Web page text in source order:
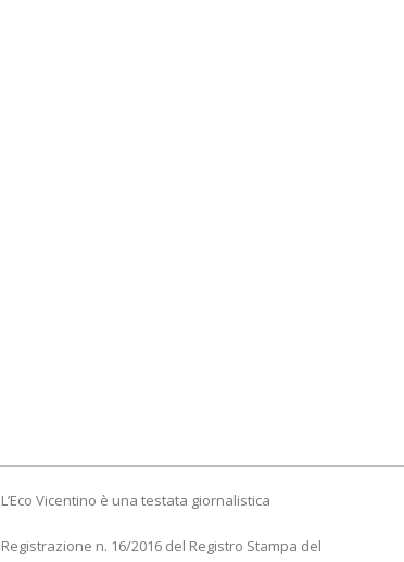
L’Eco Vicentino è una testata giornalistica
Registrazione n. 16/2016 del Registro Stampa del